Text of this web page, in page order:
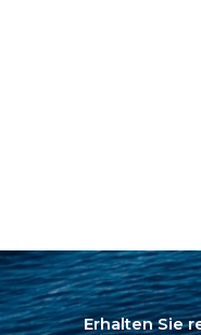
Erhalten Sie